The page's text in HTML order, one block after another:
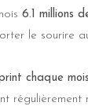
6.1 millions
le sourire
chaque mois